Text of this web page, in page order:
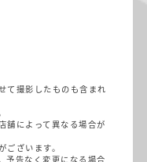
て撮影したものも含まれ
舗によって異なる場合が
ざいます。
予告なく変更になる場合